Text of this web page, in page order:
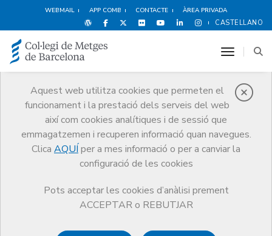
WEBMAIL APP COMB CONTACTE ÀREA PRIVADA
CASTELLANO
Aquest web utilitza cookies que permeten el
funcionament i la prestació dels serveis del web
així com cookies analítiques i de sessió que
emmagatzemen i recuperen informació quan navegues.
Clica AQUÍ per a mes informació o per a canviar la
configuració de les cookies
Pots acceptar les cookies d’anàlisi prement
ACCEPTAR o REBUTJAR
toggle
Qui som
Qui som
Seccions col·legials
Metges de l'àmbit Sòcio-sanitari